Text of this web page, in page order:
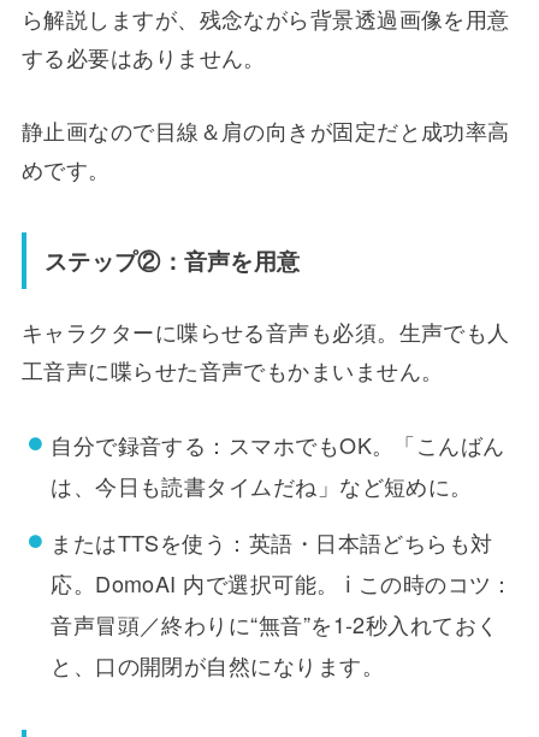
ら解説しますが、残念ながら背景透過画像を用意
する必要はありません。
静止画なので目線＆肩の向きが固定だと成功率高
めです。
ステップ②：音声を用意
キャラクターに喋らせる音声も必須。生声でも人
工音声に喋らせた音声でもかまいません。
自分で録音する：スマホでもOK。「こんばん
は、今日も読書タイムだね」など短めに。
またはTTSを使う：英語・日本語どちらも対
応。DomoAI 内で選択可能。 ℹ️ この時のコツ：
音声冒頭／終わりに“無音”を1-2秒入れておく
と、口の開閉が自然になります。